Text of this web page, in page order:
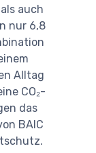
auch
nur 6,8
Alltag
CO₂-
das
BAIC